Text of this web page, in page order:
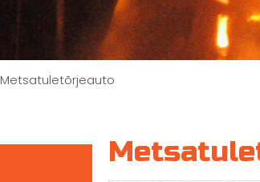
Metsatuletõrjeauto